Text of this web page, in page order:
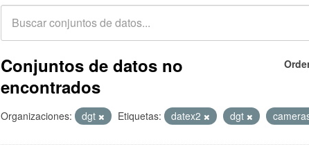
Conjuntos de datos no
encontrados
Organizaciones: dgt Etiquetas: datex2 dgt